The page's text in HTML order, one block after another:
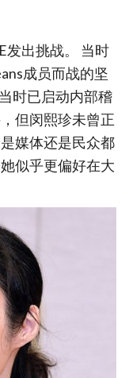
发出挑战。 当时
成员而战的坚
时已启动内部稽
但闵熙珍未曾正
媒体还是民众都
似乎更偏好在大